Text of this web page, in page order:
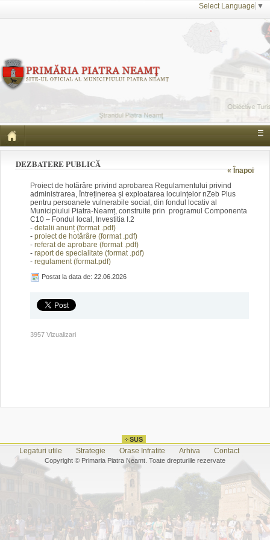
Select Language ▼
☰
« Înapoi
DEZBATERE PUBLICĂ
Proiect de hotărâre privind aprobarea Regulamentului privind
administrarea, întreținerea și exploatarea locuințelor nZeb Plus
pentru persoanele vulnerabile social, din fondul locativ al
Municipiului Piatra-Neamț, construite prin programul Componenta
C10 – Fondul local, Investitia I.2
- detalii anunț (format .pdf)
- proiect de hotărâre (format .pdf)
- referat de aprobare (format .pdf)
- raport de specialitate (format .pdf)
- regulament (format.pdf)
Postat la data de: 22.06.2026
3957 Vizualizari
Legaturi utile Strategie Orase Infratite Arhiva Contact
Copyright © Primaria Piatra Neamt. Toate drepturiile rezervate